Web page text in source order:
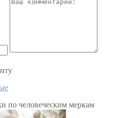
по человеческим меркам